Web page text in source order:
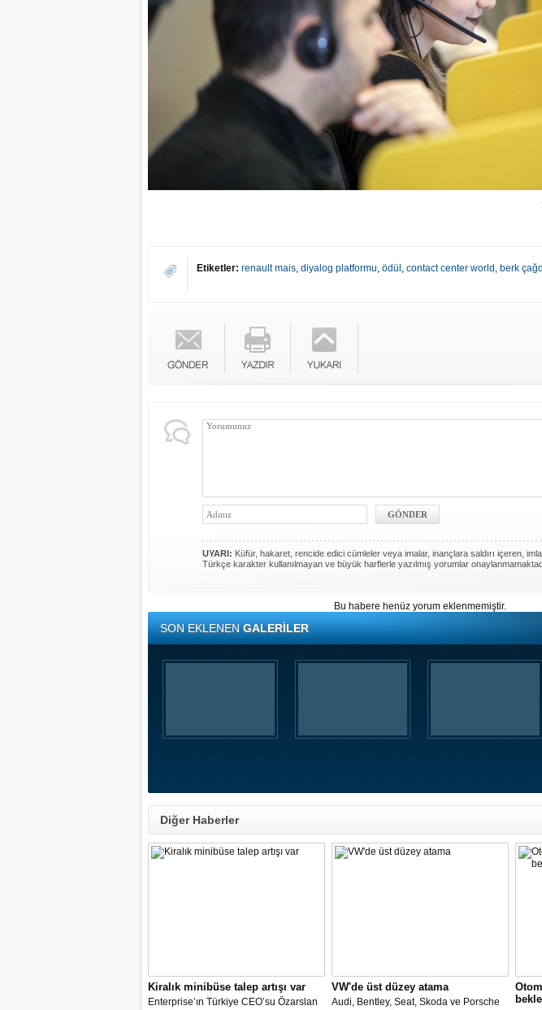
Etiketler: renault mais, diyalog platformu, ödül , contact center world , berk
UYARI: Küfür, hakaret, rencide edici cümleler veya imalar, inançlara saldırı içeren, imla
Türkçe karakter kullanılmayan ve büyük harflerle yazılmış yorumlar
Bu habere henüz yorum eklenmemiştir.
SON EKLENENGALERİLER
Diğer Haberler
Kiralık minibüse talep artışı var
Enterprise’ın Türkiye CEO’su Özarslan
VW'de üst düzey atama
Audi, Bentley, Seat, Skoda ve Porsche